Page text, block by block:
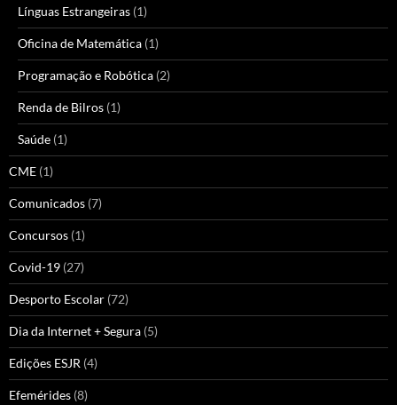
Línguas Estrangeiras (1)
Oficina de Matemática (1)
Programação e Robótica (2)
Renda de Bilros (1)
Saúde (1)
CME (1)
Comunicados (7)
Concursos (1)
Covid-19 (27)
Desporto Escolar (72)
Dia da Internet + Segura (5)
Edições ESJR (4)
Efemérides (8)